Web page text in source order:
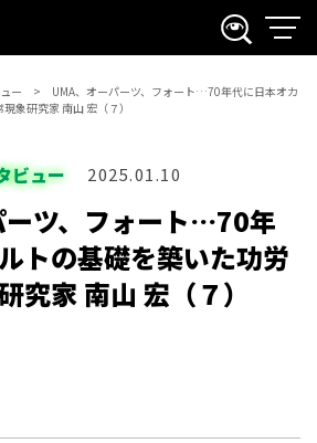
ー
UMA、オーパーツ、フォート…70年代に日本オカ
象研究家 南山 宏（７）
ビュー 2025.01.10
ーツ、フォート…70年
トの基礎を築いた功労
究家 南山 宏（７）